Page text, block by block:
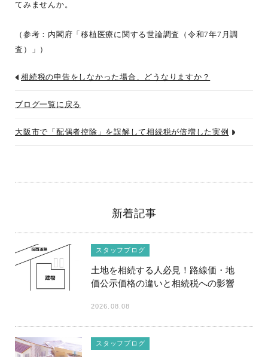
てみませんか。
（参考：内閣府「移植医療に関する世論調査（令和7年7月調
査）」）
相続税の申告をしなかった場合、どうなりますか？
ブログ一覧に戻る
大阪市で「配偶者控除」を誤解して相続税が倍増した実例
新着記事
スタッフブログ
土地を相続する人必見！路線価・地
価公示価格の違いと相続税への影響
2026.08.08
スタッフブログ